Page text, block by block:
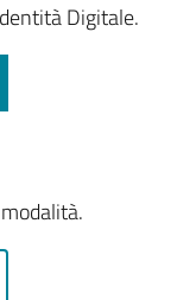
Digitale.